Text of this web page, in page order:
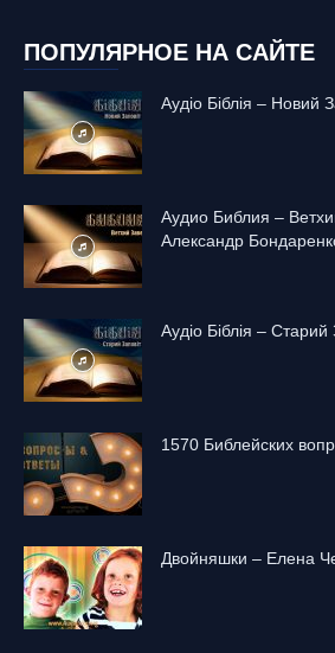
ПОПУЛЯРНОЕ НА САЙТЕ
Аудіо Біблія – Новий
Аудио Библия –
Александр
Аудіо Біблія – Старий
1570 Библейских
Двойняшки – Елена